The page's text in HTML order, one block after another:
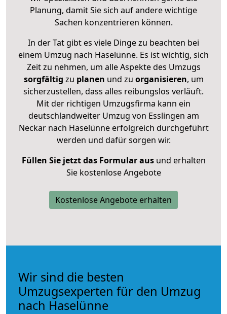
Planung, damit Sie sich auf andere wichtige
Sachen konzentrieren können.
In der Tat gibt es viele Dinge zu beachten bei
einem Umzug nach Haselünne. Es ist wichtig, sich
Zeit zu nehmen, um alle Aspekte des Umzugs
sorgfältig zu planen und zu organisieren, um
sicherzustellen, dass alles reibungslos verläuft.
Mit der richtigen Umzugsfirma kann ein
deutschlandweiter Umzug von Esslingen am
Neckar nach Haselünne erfolgreich durchgeführt
werden und dafür sorgen wir.
Füllen Sie jetzt das Formular ausund erhalten
Sie kostenlose Angebote
Kostenlose Angebote erhalten
Wir sind die besten
Umzugsexperten für den Umzug
nach Haselünne